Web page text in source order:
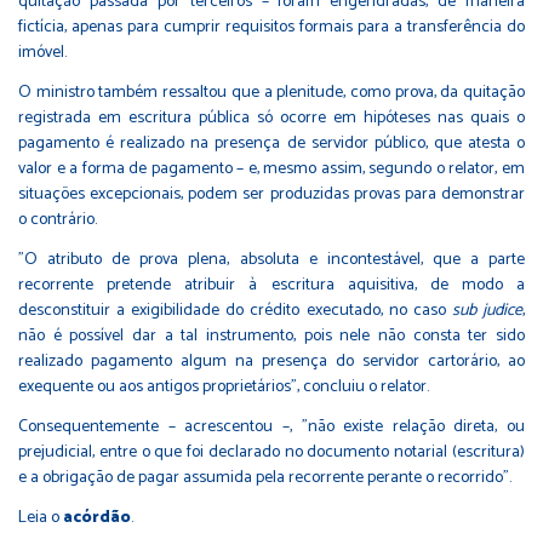
fictícia, apenas para cumprir requisitos formais para a transferência do
imóvel.
O ministro também ressaltou que a plenitude, como prova, da quitação
registrada em escritura pública só ocorre em hipóteses nas quais o
pagamento é realizado na presença de servidor público, que atesta o
valor e a forma de pagamento – e, mesmo assim, segundo o relator, em
situações excepcionais, podem ser produzidas provas para demonstrar
o contrário.
"O atributo de prova plena, absoluta e incontestável, que a parte
recorrente pretende atribuir à escritura aquisitiva, de modo a
desconstituir a exigibilidade do crédito executado, no casosub judice,
não é possível dar a tal instrumento, pois nele não consta ter sido
realizado pagamento algum na presença do servidor cartorário, ao
exequente ou aos antigos proprietários", concluiu o relator.
Consequentemente – acrescentou –, "não existe relação direta, ou
prejudicial, entre o que foi declarado no documento notarial (escritura)
e a obrigação de pagar assumida pela recorrente perante o recorrido".
Leia oacórdão.